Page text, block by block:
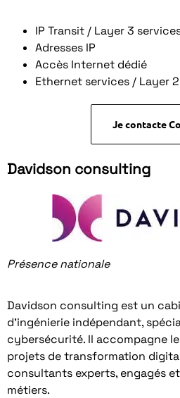
IP Transit / Layer 3
Adresses IP
Accès Internet dédié
Ethernet services / Layer
Je contacte
Davidson consulting
Présence nationale
Davidson consulting est un
d’ingénierie indépendant,
cybersécurité. Il accompagne
projets de transformation
consultants experts, engagés
métiers.